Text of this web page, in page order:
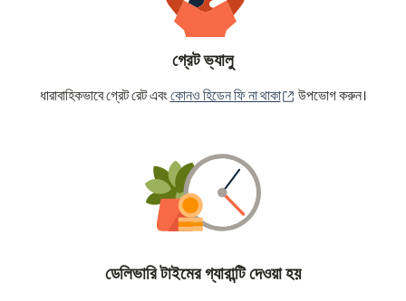
গ্রেট ভ্যালু
ধারাবাহিকভাবে গ্রেট রেট এবংকোনও হিডেন ফি না থাকা (নতুন উইন্ডোতে খুলবে)
উপভোগ করুন।
ডেলিভারি টাইমের গ্যারান্টি দেওয়া হয়